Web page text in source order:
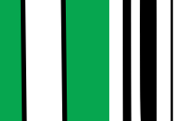
LED forsænket lys